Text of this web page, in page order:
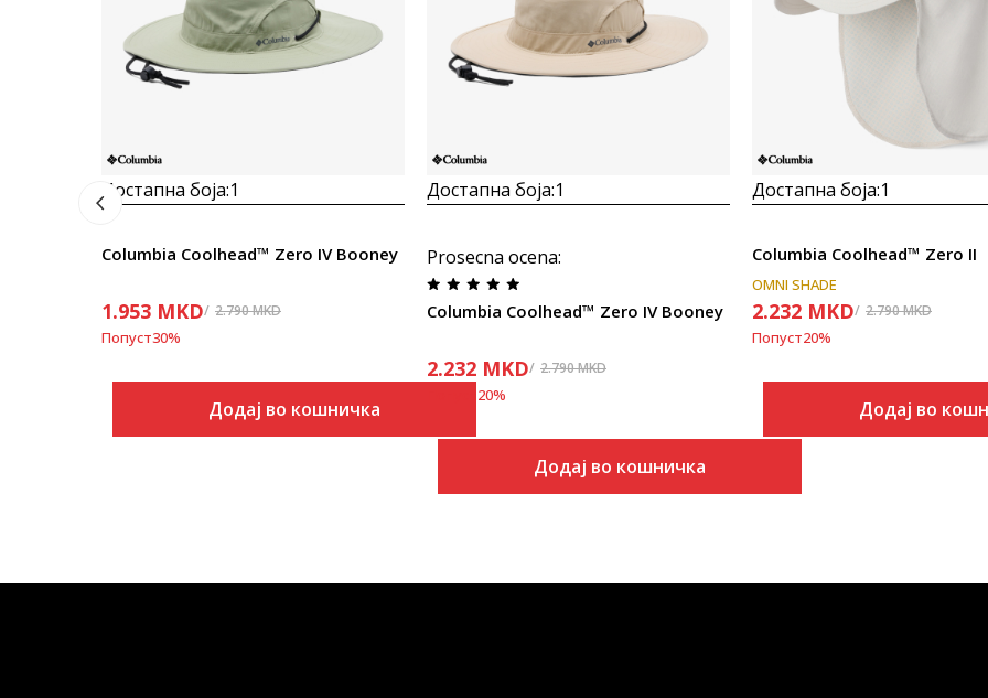
Достапна боја:1
Columbia Coolhead™ Zero IV Booney
1.953 MKD 2.790MKD
Попуст30%
Додај во кошничка
Достапна боја:1
Prosecna ocena:
Columbia Coolhead™ Zero IV Booney
2.232 MKD 2.790MKD
20%
Додај во кошничка
Достапна боја:1
Columbia Coolhead™ Zero II
OMNI SHADE
2.232 MKD 2.790MKD
Попуст20%
Додај во